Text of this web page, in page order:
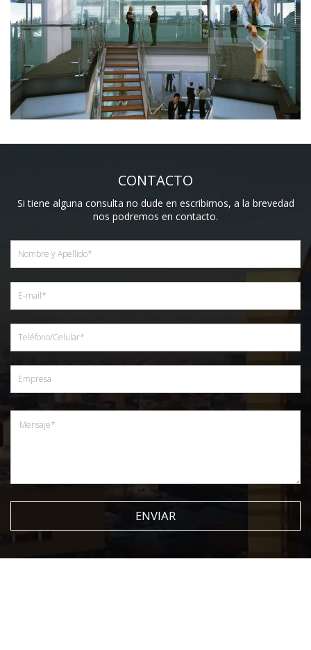
CONTACTO
Si tiene alguna consulta no dude en escribirnos, a la brevedad
nos podremos en contacto.
ENVIAR